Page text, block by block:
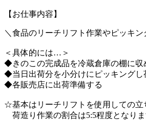
【お仕事内容】
＼食品のリーチリフト作業やピッキン
＜具体的には…＞
◆きのこの完成品を冷蔵倉庫の棚に収
◆当日出荷分を小分けにピッキングし
◆各販売店に出荷準備する
☆基本はリーチリフトを使用しての立
荷造り作業の割合は5:5程度となりま